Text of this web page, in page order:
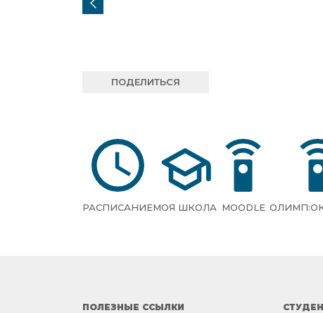
ПОДЕЛИТЬСЯ
РАСПИСАНИЕМОЯ ШКОЛА MOODLE
ПОЛЕЗНЫЕ ССЫЛКИ